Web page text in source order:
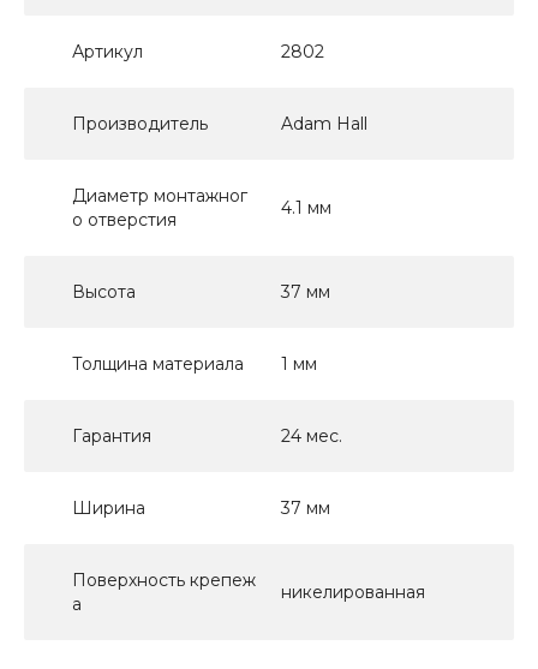
Артикул 2802
Производитель Adam Hall
Диаметр монтажног
о отверстия
4.1 мм
Высота 37 мм
Толщина материала 1 мм
Гарантия 24 мес.
Ширина 37 мм
Поверхность крепеж
а
никелированная